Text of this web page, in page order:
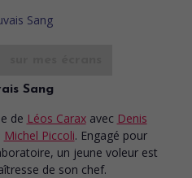
Sang
de Léos Carax avec Denis
Michel Piccoli. Engagé pour
un jeune voleur est
de son chef.